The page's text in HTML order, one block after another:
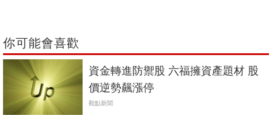
你可能會喜歡
資金轉進防禦股 六福擁資產題材 股
價逆勢飆漲停
觀點新聞